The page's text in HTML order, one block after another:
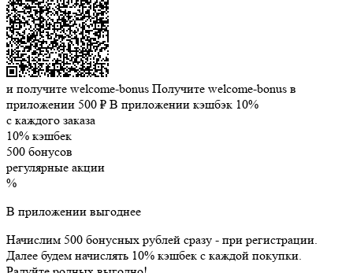
и получите welcome-bonus Получите welcome-bonus в
приложении 500 ₽ В приложении кэшбэк 10%
с каждого заказа
10% кэшбек
500 бонусов
регулярные акции
%
В приложении выгоднее
Начислим 500 бонусных рублей сразу - при регистрации.
Далее будем начислять 10% кэшбек с каждой покупки.